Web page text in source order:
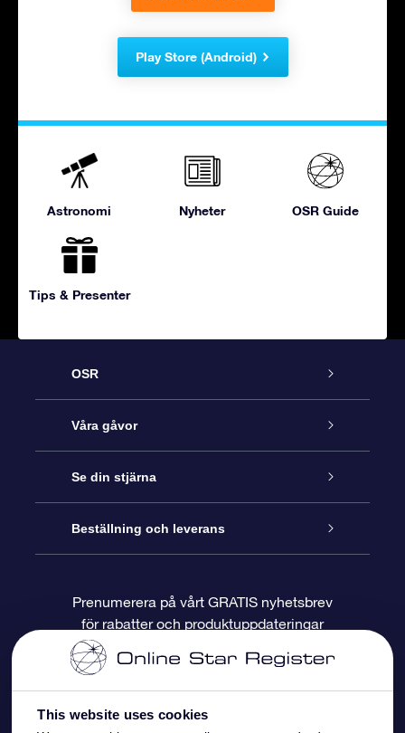
This website uses cookies
Play Store (Android)
Astronomi Nyheter OSR Guide
Tips & Presenter
OSR
Kundtjänst
Kontakta oss
Blogg
Recensioner
Våra gåvor
Online-Stjärngåva
OSR Gåvopaket
OSR Presentkort
Företagspresenter
Se din stjärna
Stjärnregiste
Personlig Stjärnsida
One Million Stars
OSR Starsaver
Beställning och leverans
Betalningsinformation
Prenumerera på vårt GRATIS nyhetsbrev
för rabatter och produktuppdateringar